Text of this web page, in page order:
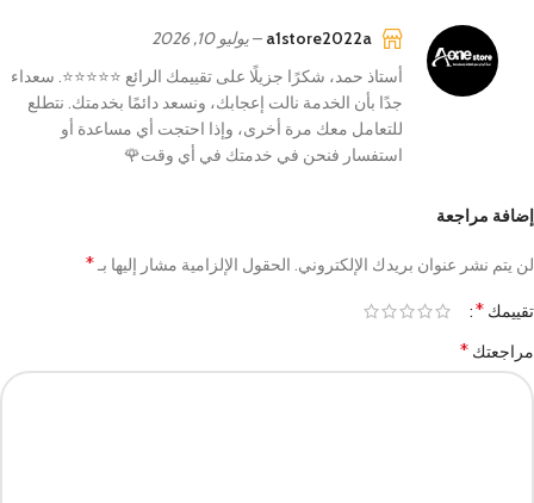
–يوليو 10, 2026
أستاذ حمد، شكرًا جزيلًا على تقييمك الرائع ⭐⭐⭐⭐⭐. سعداء
جدًا بأن الخدمة نالت إعجابك، ونسعد دائمًا بخدمتك. نتطلع
للتعامل معك مرة أخرى، وإذا احتجت أي مساعدة أو
استفسار فنحن في خدمتك في أي وقت🌹
إضافة مراجعة
لن يتم نشر عنوان بريدك الإلكتروني. الحقول الإلزامية مشار إليها بـ*
تقييمك *
مراجعتك *